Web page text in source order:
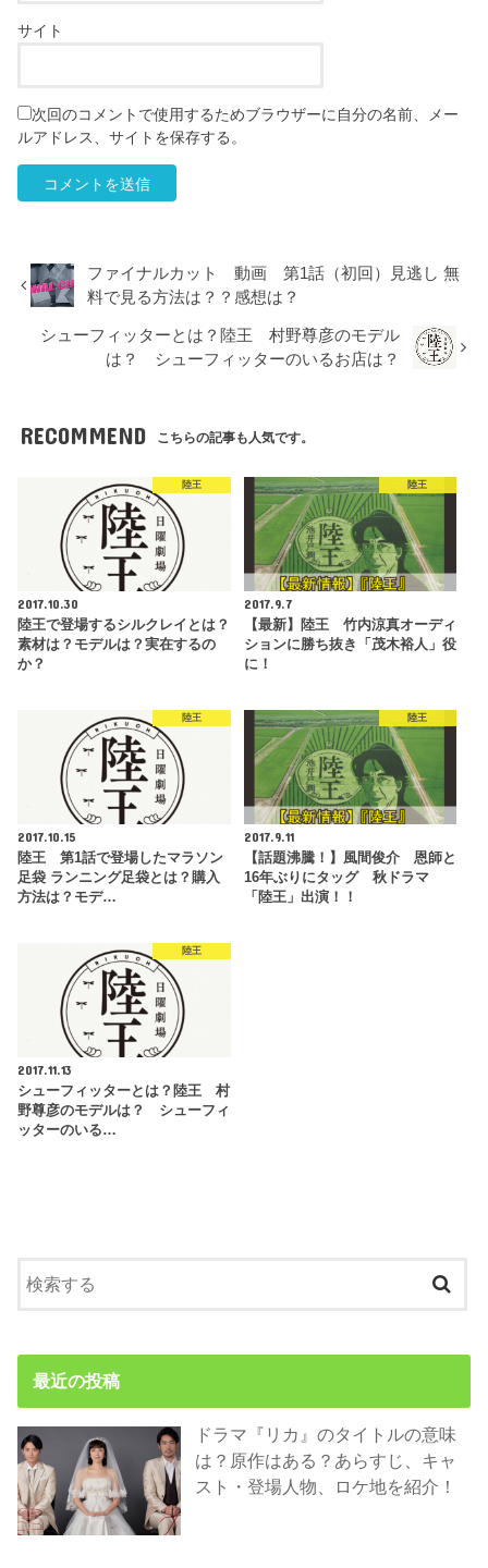
サイト
次回のコメントで使用するためブラウザーに自分の名前、メー
ルアドレス、サイトを保存する。
ファイナルカット 動画 第1話（初回）見逃し 無
料で見る方法は？？感想は？
シューフィッターとは？陸王 村野尊彦のモデル
は？ シューフィッターのいるお店は？
RECOMMEND こちらの記事も人気です。
陸王
2017.10.30
陸王で登場するシルクレイとは？
素材は？モデルは？実在するの
か？
陸王
2017.9.7
【最新】陸王 竹内涼真オーディ
ションに勝ち抜き「茂木裕人」役
に！
陸王
2017.10.15
陸王 第1話で登場したマラソン
足袋 ランニング足袋とは？購入
方法は？モデ…
陸王
2017.9.11
【話題沸騰！】風間俊介 恩師と
16年ぶりにタッグ 秋ドラマ
「陸王」出演！！
陸王
2017.11.13
シューフィッターとは？陸王 村
野尊彦のモデルは？ シューフィ
ッターのいる…
最近の投稿
ドラマ『リカ』のタイトルの意味
は？原作はある？あらすじ、キャ
スト・登場人物、ロケ地を紹介！